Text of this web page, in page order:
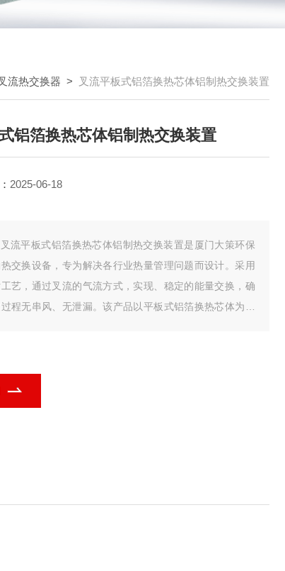
流热交换器 > 叉流平板式铝箔换热芯体铝制热交换装置
铝箔换热芯体铝制热交换装置
2025-06-18
叉流平板式铝箔换热芯体铝制热交换装置是厦门大策环保
交换设备，专为解决各行业热量管理问题而设计。采用
艺，通过叉流的气流方式，实现、稳定的能量交换，确
程无串风、无泄漏。该产品以平板式铝箔换热芯体为核